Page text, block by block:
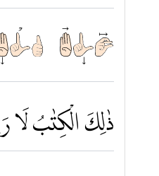
ذٰلِكَ
ذٰلِكَ الْكِتٰبُ لَا